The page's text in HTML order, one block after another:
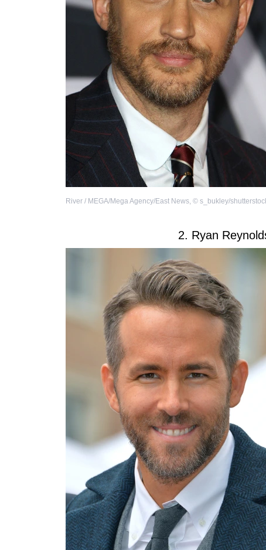
River / MEGA/Mega Agency/East News, © s_bukley/
2. Ryan